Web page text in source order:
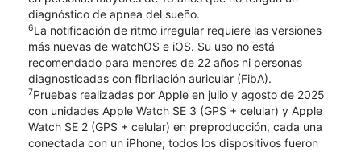
diagnóstico de apnea del sueño.
6La notificación de ritmo irregular requiere las versiones
más nuevas de watchOS e iOS. Su uso no está
recomendado para menores de 22 años ni personas
diagnosticadas con fibrilación auricular (FibA).
7Pruebas realizadas por Apple en julio y agosto de 2025
con unidades Apple Watch SE 3 (GPS + celular) y Apple
Watch SE 2 (GPS + celular) en preproducción, cada una
conectada con un iPhone; todos los dispositivos fueron